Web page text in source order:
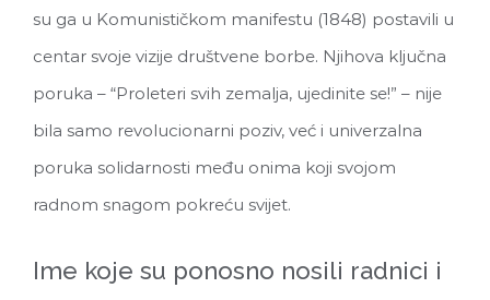
su ga u Komunističkom manifestu (1848) postavili u
centar svoje vizije društvene borbe. Njihova ključna
poruka – “Proleteri svih zemalja, ujedinite se!” – nije
bila samo revolucionarni poziv, već i univerzalna
poruka solidarnosti među onima koji svojom
radnom snagom pokreću svijet.
Ime koje su ponosno nosili radnici i